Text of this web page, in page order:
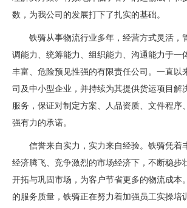
数，为我公司的发展打下了扎实的基础。
铁骑从事物流行业多年，经营方式灵活，
调能力、统筹能力、组织能力、沟通能力于一
丰富、危险预见性强的有限责任公司。一直以
司及中小型企业，并持续为其提供货运项目解
服务，保证对制定方案、人品资质、文件程序
强有力的承诺。
信誉来自实力，实力来自经验。铁骑凭着
经济腾飞、竞争激烈的市场经济下，不断稳步
开拓与巩固市场，为客户节省更多的物流成本
的服务质量，铁骑正在努力着加强员工实操培